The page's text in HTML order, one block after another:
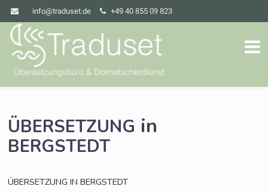
info@traduset.de +49 40 855 09 823
ÜBERSETZUNG in
BERGSTEDT
ÜBERSETZUNG IN BERGSTEDT